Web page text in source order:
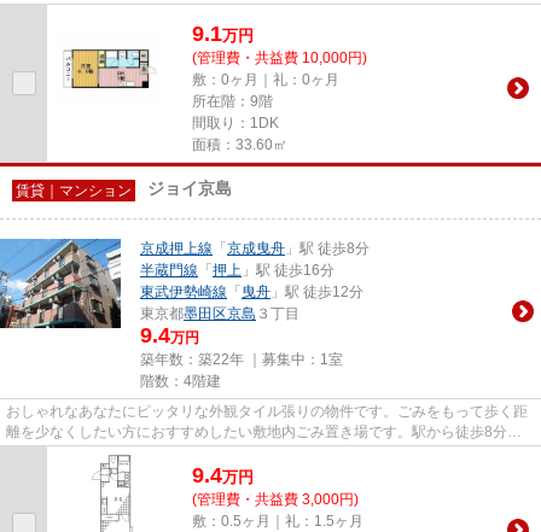
9.1万円
(管理費・共益費 10,000円)
敷：0ヶ月｜礼：0ヶ月
所在階：9階
間取り：1DK
面積：33.60㎡
賃貸｜マンション ジョイ京島
京成押上線 「 京成曳舟 」駅 徒歩8分
半蔵門線 「 押上 」駅 徒歩16分
東武伊勢崎線 「 曳舟 」駅 徒歩12分
東京都墨田区京島 ３丁目
9.4万円
築年数：築22年 ｜募集中： 1室
階数：4階建
おしゃれなあなたにピッタリな外観タイル張りの物件です。ごみをもって歩く距
離を少なくしたい方におすすめしたい敷地内ごみ置き場です。駅から徒歩8分に
ある物件なので、電車利用が多...
9.4万円
(管理費・共益費 3,000円)
敷：0.5ヶ月｜礼：1.5ヶ月